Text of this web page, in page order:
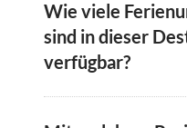
Wie viele
sind in dieser
verfügbar?